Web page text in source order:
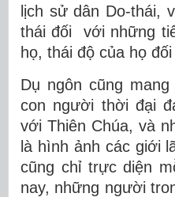
lịch sử dân Do-thái,
thái đối với những
họ, thái độ của họ
Dụ ngôn cũng
con người thời đại
với Thiên Chúa, và
là hình ảnh các giới
cũng chỉ trực diện
nay, những người